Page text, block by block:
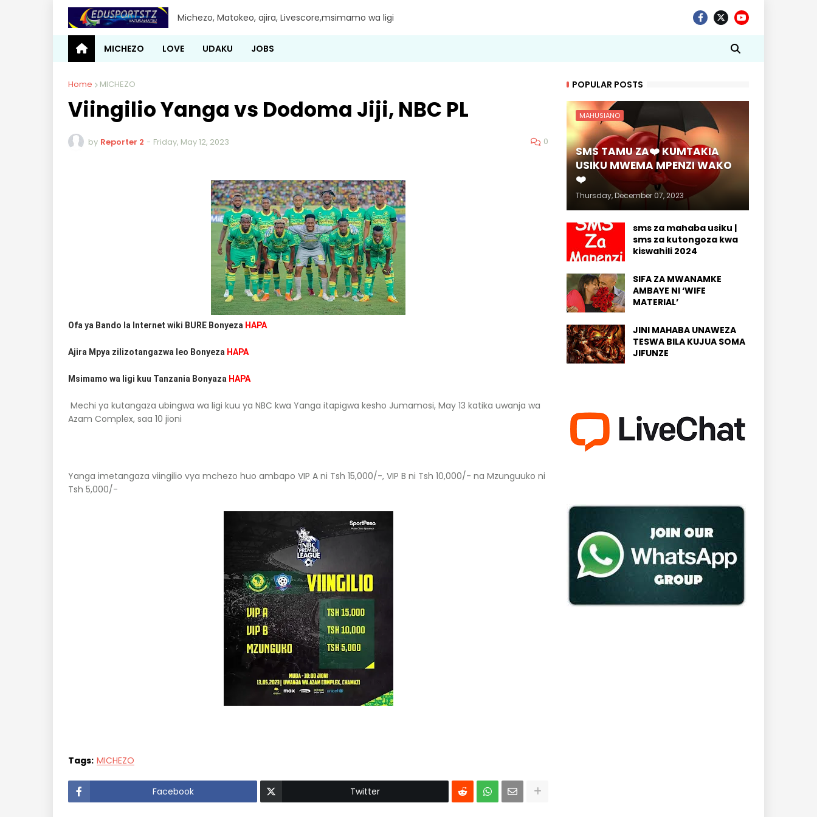
Michezo, Matokeo, ajira, Livescore,msimamo wa ligi
MICHEZO LOVE UDAKU JOBS
Home MICHEZO
Viingilio Yanga vs Dodoma Jiji, NBC PL
by Reporter 2 - Friday, May 12, 2023 0
Ofa ya Bando la Internet wiki BURE Bonyeza HAPA
Ajira Mpya zilizotangazwa leo Bonyeza HAPA
Msimamo wa ligi kuu Tanzania Bonyaza HAPA
Mechi ya kutangaza ubingwa wa ligi kuu ya NBC kwa Yanga itapigwa kesho Jumamosi, May 13 katika uwanja wa
Azam Complex, saa 10 jioni
Yanga imetangaza viingilio vya mchezo huo ambapo VIP A ni Tsh 15,000/-, VIP B ni Tsh 10,000/- na Mzunguuko ni
Tsh 5,000/-
Tags: MICHEZO
Facebook Twitter
POPULAR POSTS
MAHUSIANO
SMS TAMU ZA❤️ KUMTAKIA
USIKU MWEMA MPENZI WAKO
❤️
Thursday, December 07, 2023
sms za mahaba usiku |
sms za kutongoza kwa
kiswahili 2024
SIFA ZA MWANAMKE
AMBAYE NI ‘WIFE
MATERIAL’
JINI MAHABA UNAWEZA
TESWA BILA KUJUA SOMA
JIFUNZE